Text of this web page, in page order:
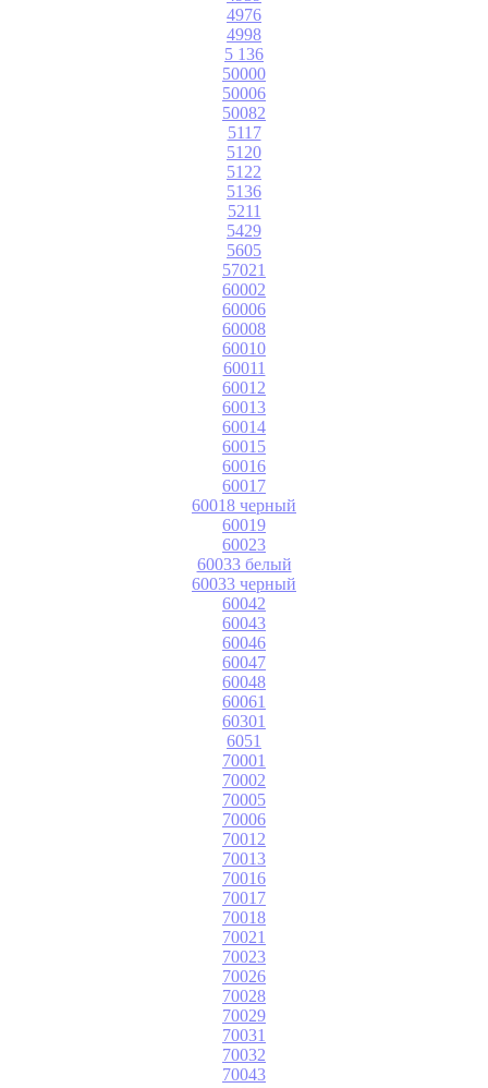
4976
4998
5 136
50000
50006
50082
5117
5120
5122
5136
5211
5429
5605
57021
60002
60006
60008
60010
60011
60012
60013
60014
60015
60016
60017
60018 черный
60019
60023
60033 белый
60033 черный
60042
60043
60046
60047
60048
60061
60301
6051
70001
70002
70005
70006
70012
70013
70016
70017
70018
70021
70023
70026
70028
70029
70031
70032
70043